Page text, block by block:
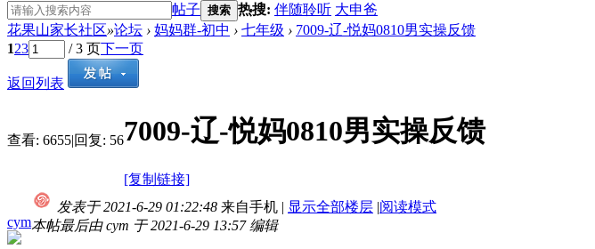
帖子 搜索 热搜: 伴随聆听 大申爸
花果山家长社区»论坛 › 妈妈群-初中 › 七年级 › 7009-辽-悦妈0810男实操反馈
123 / 3 页下一页
返回列表
查看: 6655|回复: 567009-辽-悦妈0810男实操反馈
[复制链接]
cym
发表于 2021-6-29 01:22:48 来自手机 | 显示全部楼层 |阅读模式
本帖最后由 cym 于 2021-6-29 13:57 编辑